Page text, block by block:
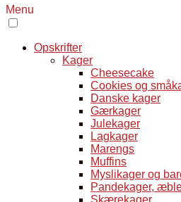
Menu
Opskrifter
Kager
Cheesecake
Cookies og
Danske kager
Gærkager
Julekager
Lagkager
Marengs
Muffins
Myslikager og
Pandekager,
Skærekager